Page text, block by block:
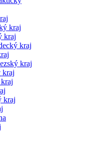
kraj
kraj
kraj
kraj
kraj
kraj